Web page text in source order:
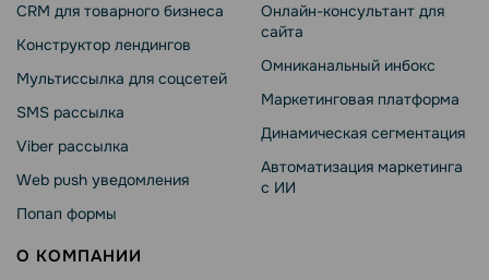
CRM для товарного бизнеса
Конструктор лендингов
Мультиссылка для соцсетей
SMS рассылка
Viber рассылка
Web push уведомления
Попап формы
Онлайн-консультант для
сайта
Омниканальный инбокс
Маркетинговая платформа
Динамическая сегментация
Автоматизация маркетинга
с ИИ
О КОМПАНИИ